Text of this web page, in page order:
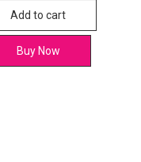
Add to cart
Buy Now